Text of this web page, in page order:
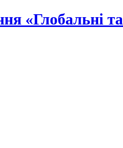
«Глобальні